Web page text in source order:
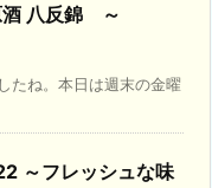
酒 八反錦 ～
たね。本日は週末の金曜
～フレッシュな味